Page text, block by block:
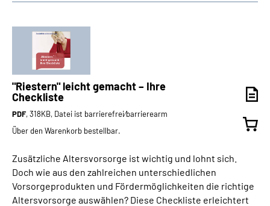
"Riestern" leicht gemacht – Ihre
Checkliste
PDF, 318KB, Datei ist barrierefrei⁄barrierearm
Über den Warenkorb bestellbar.
Zusätzliche Altersvorsorge ist wichtig und lohnt sich.
Doch wie aus den zahlreichen unterschiedlichen
Vorsorgeprodukten und Fördermöglichkeiten die richtige
Altersvorsorge auswählen? Diese Checkliste erleichtert